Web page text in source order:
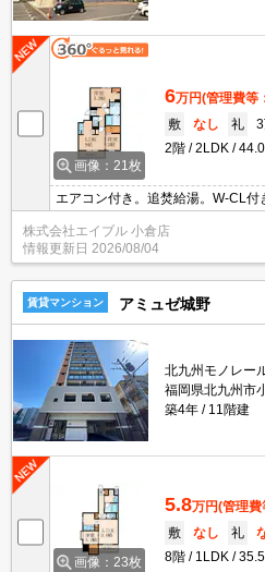
画像：21枚
6万円(管理費等
敷
なし 礼
2階
2LDK
エアコン付き。追焚給湯。W-CL
ット無料。
株式会社エイブル 小倉店
情報更新日 2026/08/04
賃貸マンション アミュゼ城野
北九州モノレー
福岡県北九州市
築4年
11階建
画像：23枚
5.8万円(管理費
敷
なし 礼
8階
1LDK